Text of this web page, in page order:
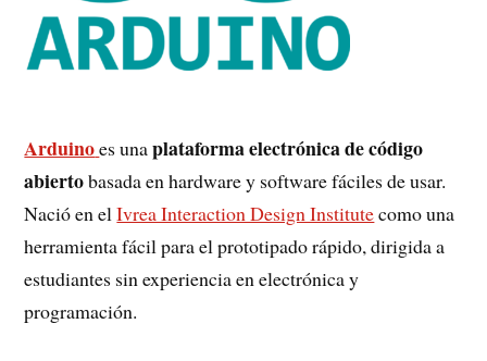
Arduinoes unaplataforma electrónica de código
abiertobasada en hardware y software fáciles de usar.
Nació en elIvrea Interaction Design Institutecomo una
herramienta fácil para el prototipado rápido, dirigida a
estudiantes sin experiencia en electrónica y
programación.